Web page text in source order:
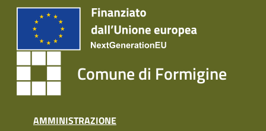
Comune di Formigine
AMMINISTRAZIONE